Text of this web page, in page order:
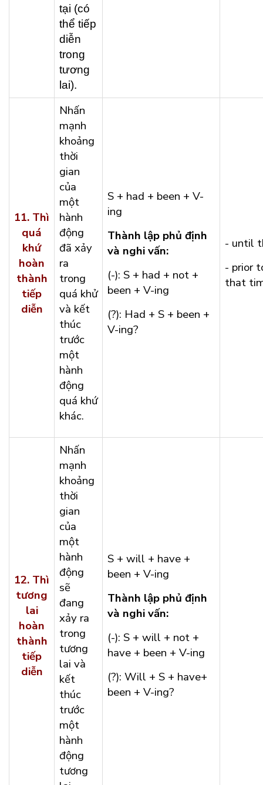
tại (có
thể tiếp
diễn
trong
tương
lai).
11. Thì
quá
khứ
hoàn
thành
tiếp
diễn
Nhấn
mạnh
khoảng
thời
gian
của
một
hành
động
đã xảy
ra
trong
quá khử
và kết
thúc
trước
một
hành
động
quá khứ
khác.
S + had + been + V-
ing
Thành lập phủ định
và nghi vấn:
(-): S + had + not +
been + V-ing
(?): Had + S + been +
V-ing?
- until
- prior
that
12. Thì
tương
lai
hoàn
thành
tiếp
diễn
Nhấn
mạnh
khoảng
thời
gian
của
một
hành
động
sẽ
đang
xảy ra
trong
tương
lai và
kết
thúc
trước
một
hành
động
tương
S + will + have +
been + V-ing
Thành lập phủ định
và nghi vấn:
(-): S + will + not +
have + been + V-ing
(?): Will + S + have+
been + V-ing?